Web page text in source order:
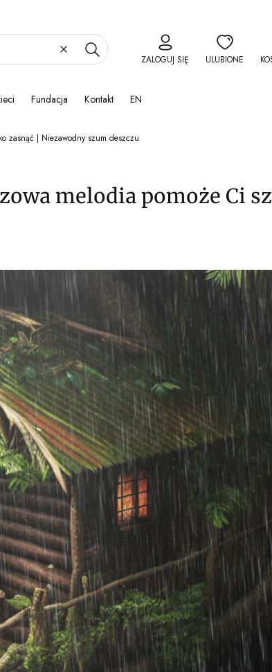
WyczyśćSzukaj ZALOGUJ SIĘ ULUBIONE
Fundacja Kontakt EN
zasnąć | Niezawodny szum deszczu
melodia pomoże Ci